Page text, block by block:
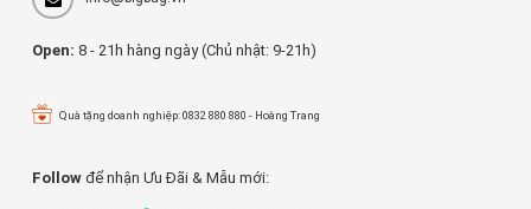
Open: 8 - 21h hàng ngày (Chủ nhật: 9-21h)
Quà tặng doanh nghiệp: 0832 880 880 - Hoàng Trang
Follow để nhận Ưu Đãi & Mẫu mới: